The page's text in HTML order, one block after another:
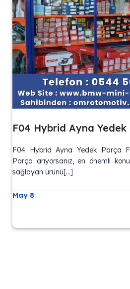
F04 Hybrid Ayna Yedek
F04 Hybrid Ayna Yedek Parça
Parça arıyorsanız, en önemli
sağlayan ürünü[…]
May 8